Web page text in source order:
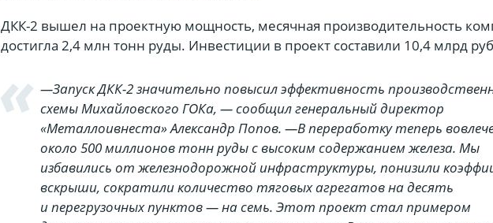
ДКК-2 вышел на проектную мощность, месячная производительность
достигла 2,4 млн тонн руды. Инвестиции в проект составили 10,4 млрд
—Запуск ДКК-2 значительно повысил эффективность
схемы Михайловского ГОКа, — cообщил генеральный директор
«Металлоивнеста» Александр Попов. —В переработку теперь
около 500 миллионов тонн руды с высоким содержанием железа. Мы
избавились от железнодорожной инфраструктуры, понизили
вскрыши, сократили количество тяговых агрегатов на десять
и перегрузочных пунктов — на семь. Этот проект стал примером